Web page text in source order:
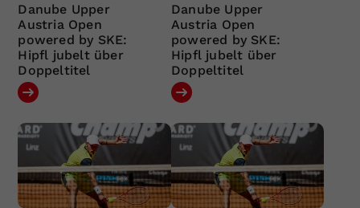
Danube Upper
Austria Open
powered by SKE:
Hipfl jubelt über
Doppeltitel
Danube Upper
Austria Open
powered by SKE:
Hipfl jubelt über
Doppeltitel